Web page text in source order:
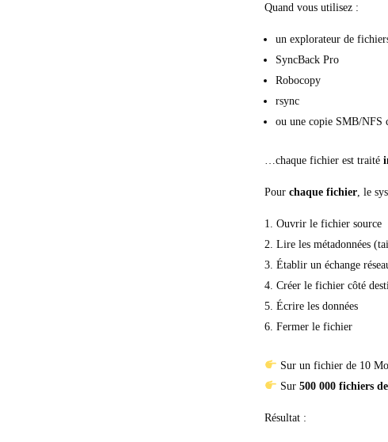
Quand vous utilisez :
un explorateur de
SyncBack Pro
Robocopy
rsync
ou une copie SMB/NFS
…chaque fichier est traité
Pourchaque fichier , le
Ouvrir le fichier source
Lire les métadonnées
Établir un échange
Créer le fichier côté
Écrire les données
Fermer le fichier
Sur un fichier de 10
Sur500 000 fichiers
Résultat :